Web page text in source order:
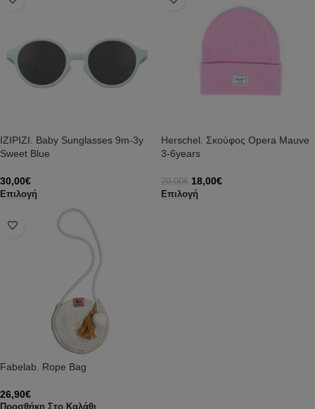
IZIPIZI. Baby Sunglasses 9m-3y
Sweet Blue
30,00€
Επιλογή
Herschel. Σκούφος Opera Mauve
3-6years
20,00€ 18,00€
Επιλογή
Fabelab. Rope Bag
26,90€
Προσθήκη Στο Καλάθι